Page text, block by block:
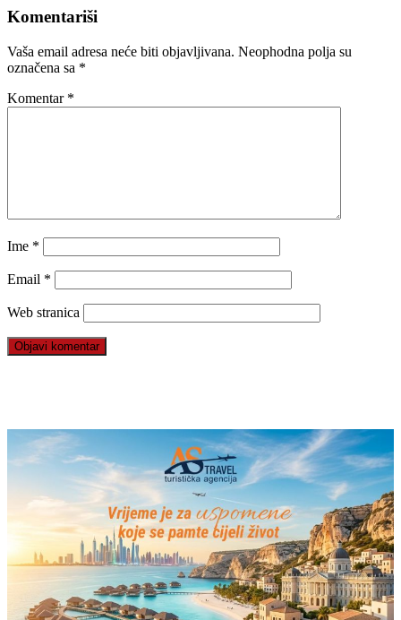
Komentariši
Vaša email adresa neće biti objavljivana. Neophodna polja su
označena sa *
Komentar *
Ime *
Email *
Web stranica